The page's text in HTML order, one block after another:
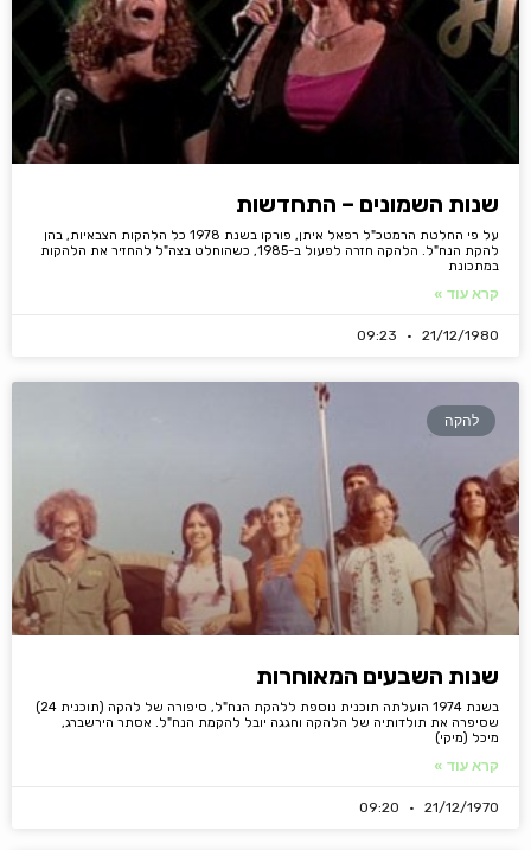
שנות השמונים – התחדשות
על פי החלטת הרמטכ"ל רפאל איתן, פורקו בשנת 1978 כל הלהקות הצבאיות, בהן
להקת הנח"ל. הלהקה חזרה לפעול ב-1985, כשהוחלט בצה"ל להחזיר את הלהקות
במתכונת
קרא עוד »
21/12/1980
להקה
שנות השבעים המאוחרות
בשנת 1974 הועלתה תוכנית נוספת ללהקת הנח"ל, סיפורה של להקה (תוכנית 24)
שסיפרה את תולדותיה של הלהקה וחגגה יובל להקמת הנח"ל. אסתר הירשברג,
מיכל (מיקי)
קרא עוד »
21/12/1970